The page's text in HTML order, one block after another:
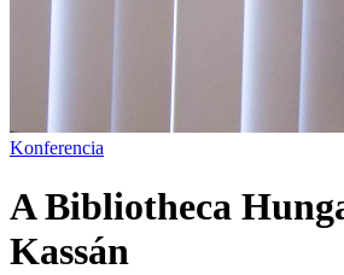
Konferencia
A Bibliotheca
Kassán